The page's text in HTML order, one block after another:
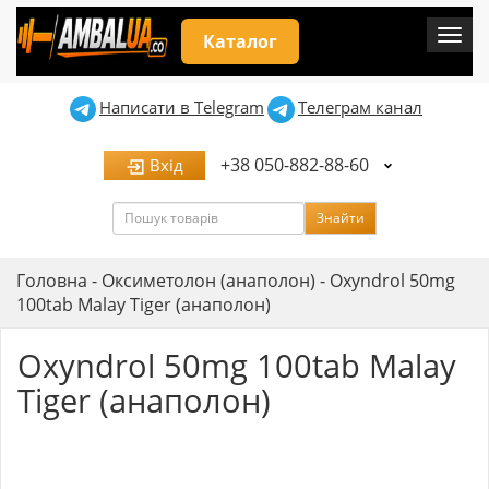
Каталог
Написати в Telegram Телеграм канал
Вхід +38 050-882-88-60
Пошук Знайти
Головна - Оксиметолон (анаполон) - Oxyndrol 50mg
100tab Malay Tiger (анаполон)
Oxyndrol 50mg 100tab Malay
Tiger (анаполон)